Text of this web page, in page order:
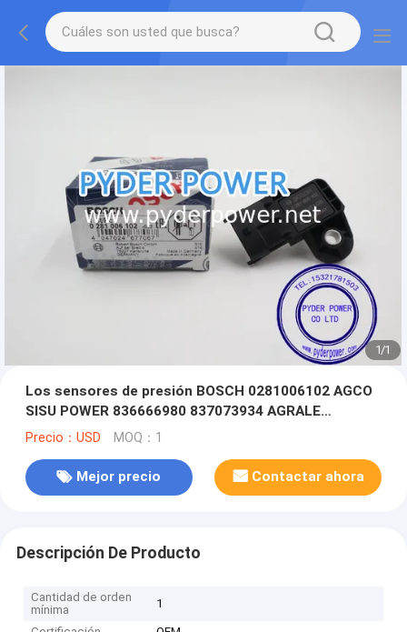
1/1
Los sensores de presión BOSCH 0281006102 AGCO
SISU POWER 836666980 837073934 AGRALE
6112.001.370.00.3 ALFA ROMEO 55219299 ASTRA
CHRYSLER 55219 299 El Consejo de Seguridad de la
Unión Europea ha adoptado una resolución sobre el
Precio：USD MOQ：1
Mejor precio Contactar ahora
Descripción De Producto
Cantidad de orden
mínima
1